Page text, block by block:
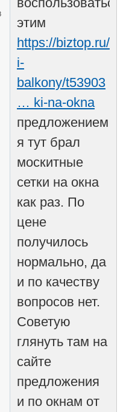
этим
https://biztop.ru/
i-
balkony/t53903
… ki-na-okna
предложением,
я тут брал
москитные
сетки на окна
как раз. По
цене
получилось
нормально, да
и по качеству
вопросов нет.
Советую
глянуть там на
сайте
предложения
и по окнам от